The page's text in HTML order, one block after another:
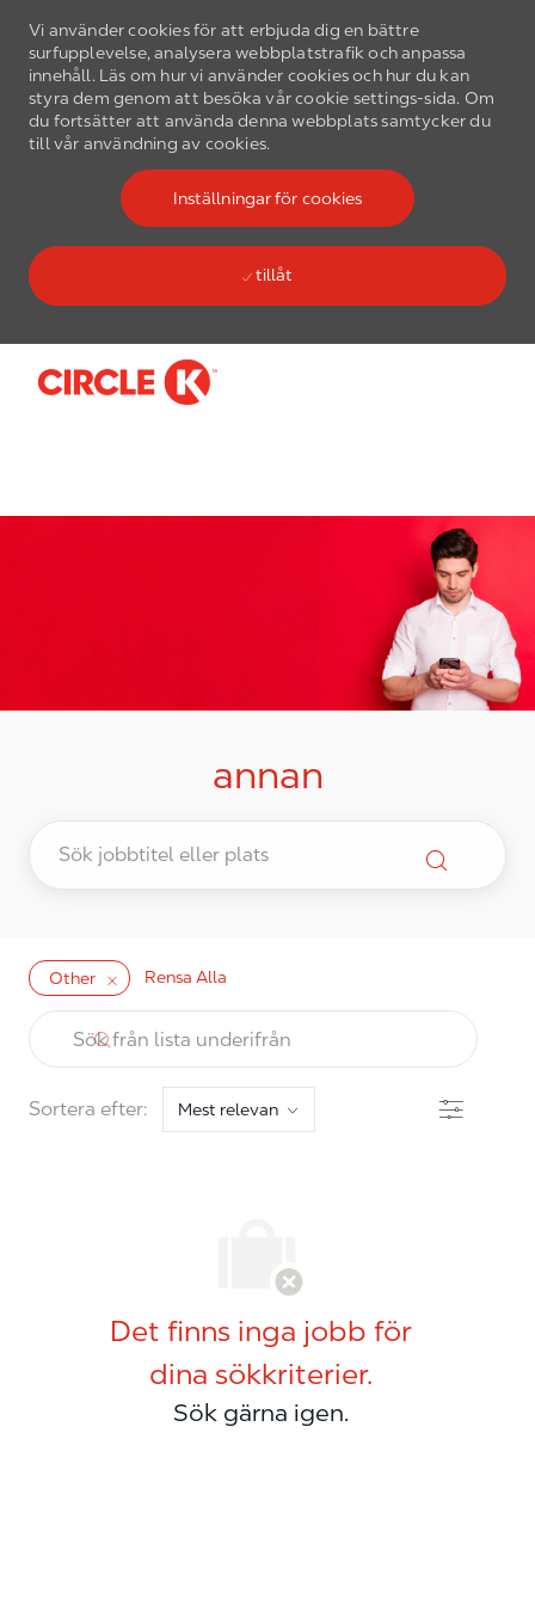
Vi använder cookies för att erbjuda dig en bättre
surfupplevelse, analysera webbplatstrafik och anpassa
innehåll. Läs om hur vi använder cookies och hur du kan
styra dem genom att besöka vår cookie settings-sida. Om
du fortsätter att använda denna webbplats samtycker du
till vår användning av cookies.
Inställningar för cookies
tillåt
annan
Other Rensa Alla
the results are updated
Sök från lista underifrån
Sortera efter: Filter
Det finns inga jobb för
dina sökkriterier.
Sök gärna igen.